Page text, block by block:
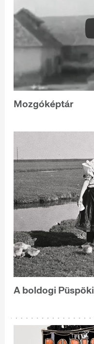
Mozgóképtár
A boldogi